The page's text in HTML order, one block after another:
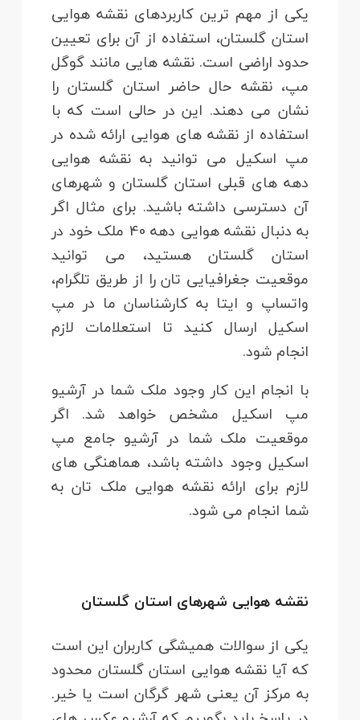
یکی از مهم ترین کاربردهای نقشه هوایی
استان گلستان، استفاده از آن برای تعیین
حدود اراضی است. نقشه هایی مانند گوگل
مپ، نقشه حال حاضر استان گلستان را
نشان می دهند. این در حالی است که با
استفاده از نقشه های هوایی ارائه شده در
مپ اسکیل می توانید به نقشه هوایی
دهه های قبلی استان گلستان و شهرهای
آن دسترسی داشته باشید. برای مثال اگر
به دنبال نقشه هوایی دهه 40 ملک خود در
استان گلستان هستید، می توانید
موقعیت جغرافیایی تان را از طریق تلگرام،
واتساپ و ایتا به کارشناسان ما در مپ
اسکیل ارسال کنید تا استعلامات لازم
انجام شود.
با انجام این کار وجود ملک شما در آرشیو
مپ اسکیل مشخص خواهد شد. اگر
موقعیت ملک شما در آرشیو جامع مپ
اسکیل وجود داشته باشد، هماهنگی های
لازم برای ارائه نقشه هوایی ملک تان به
شما انجام می شود.
نقشه هوایی شهرهای استان گلستان
یکی از سوالات همیشگی کاربران این است
که آیا نقشه هوایی استان گلستان محدود
به مرکز آن یعنی شهر گرگان است یا خیر.